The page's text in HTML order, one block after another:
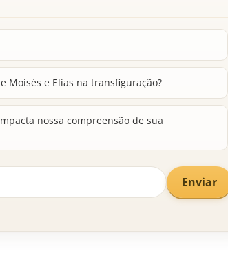
Moisés e Elias na transfiguração?
nossa compreensão de sua
Enviar